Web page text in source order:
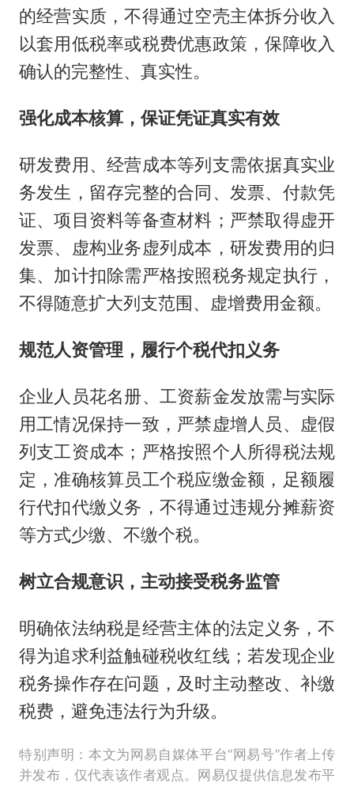
的经营实质，不得通过空壳主体拆分收入
以套用低税率或税费优惠政策，保障收入
确认的完整性、真实性。
强化成本核算，保证凭证真实有效
研发费用、经营成本等列支需依据真实业
务发生，留存完整的合同、发票、付款凭
证、项目资料等备查材料；严禁取得虚开
发票、虚构业务虚列成本，研发费用的归
集、加计扣除需严格按照税务规定执行，
不得随意扩大列支范围、虚增费用金额。
规范人资管理，履行个税代扣义务
企业人员花名册、工资薪金发放需与实际
用工情况保持一致，严禁虚增人员、虚假
列支工资成本；严格按照个人所得税法规
定，准确核算员工个税应缴金额，足额履
行代扣代缴义务，不得通过违规分摊薪资
等方式少缴、不缴个税。
树立合规意识，主动接受税务监管
明确依法纳税是经营主体的法定义务，不
得为追求利益触碰税收红线；若发现企业
税务操作存在问题，及时主动整改、补缴
税费，避免违法行为升级。
特别声明：本文为网易自媒体平台“网易号”作者上传
并发布，仅代表该作者观点。网易仅提供信息发布平